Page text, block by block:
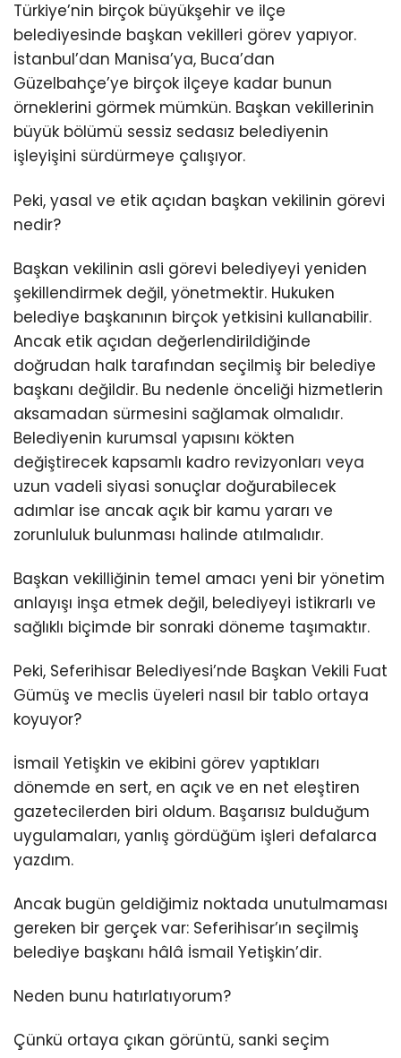
Türkiye’nin birçok büyükşehir ve ilçe
belediyesinde başkan vekilleri görev yapıyor.
İstanbul’dan Manisa’ya, Buca’dan
Güzelbahçe’ye birçok ilçeye kadar bunun
örneklerini görmek mümkün. Başkan vekillerinin
büyük bölümü sessiz sedasız belediyenin
işleyişini sürdürmeye çalışıyor.
Peki, yasal ve etik açıdan başkan vekilinin görevi
nedir?
Başkan vekilinin asli görevi belediyeyi yeniden
şekillendirmek değil, yönetmektir. Hukuken
belediye başkanının birçok yetkisini kullanabilir.
Ancak etik açıdan değerlendirildiğinde
doğrudan halk tarafından seçilmiş bir belediye
başkanı değildir. Bu nedenle önceliği hizmetlerin
aksamadan sürmesini sağlamak olmalıdır.
Belediyenin kurumsal yapısını kökten
değiştirecek kapsamlı kadro revizyonları veya
uzun vadeli siyasi sonuçlar doğurabilecek
adımlar ise ancak açık bir kamu yararı ve
zorunluluk bulunması halinde atılmalıdır.
Başkan vekilliğinin temel amacı yeni bir yönetim
anlayışı inşa etmek değil, belediyeyi istikrarlı ve
sağlıklı biçimde bir sonraki döneme taşımaktır.
Peki, Seferihisar Belediyesi’nde Başkan Vekili Fuat
Gümüş ve meclis üyeleri nasıl bir tablo ortaya
koyuyor?
İsmail Yetişkin ve ekibini görev yaptıkları
dönemde en sert, en açık ve en net eleştiren
gazetecilerden biri oldum. Başarısız bulduğum
uygulamaları, yanlış gördüğüm işleri defalarca
yazdım.
Ancak bugün geldiğimiz noktada unutulmaması
gereken bir gerçek var: Seferihisar’ın seçilmiş
belediye başkanı hâlâ İsmail Yetişkin’dir.
Neden bunu hatırlatıyorum?
Çünkü ortaya çıkan görüntü, sanki seçim